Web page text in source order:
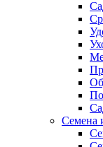
Семена